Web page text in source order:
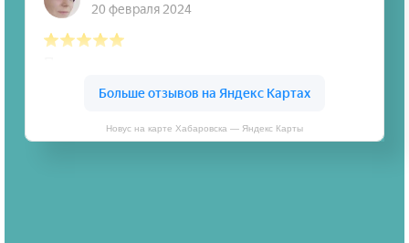
Новус на карте Хабаровска — Яндекс Карты